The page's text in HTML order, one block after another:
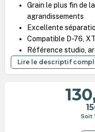
Grain le plus fin de
agrandissements
Excellente
Compatible D-76,
Référence studio,
Lire le descriptif
Soit